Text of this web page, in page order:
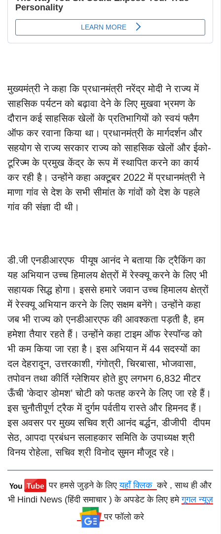
मुख्यमंत्री ने कहा कि प्रधानमंत्री नरेंद्र मोदी ने राज्य में
साहसिक पर्यटन को बढ़ावा देने के लिए मुखवा भ्रमण के
दौरान कई साहसिक खेलों के प्रतिभागियों को स्वयं फ्लैग
ऑफ कर रवाना किया था। प्रधानमंत्री के मार्गदर्शन और
सहयोग से राज्य सरकार राज्य को साहसिक खेलों और ईको-
टूरिज्म के प्रमुख केंद्र के रूप में स्थापित करने का कार्य
कर रही है। उन्होंने कहा अक्टूबर 2022 में प्रधानमंत्री ने
माणा गांव से देश के सभी सीमांत के गांवों को देश के पहले
गांव की संज्ञा दी थी।
डी.जी एनडीआरएफ पीयूष आनंद ने बताया कि ट्रैकिंग का
यह अभियान उच्च हिमालय क्षेत्रों में रेस्क्यू करने के लिए भी
सहायक सिद्ध होगा। इससे हमारे जवान उच्च हिमालय क्षेत्रों
में रेस्क्यू अभियान करने के लिए सक्षम बनेंगे। उन्होंने कहा
जब भी राज्य को एनडीआरएफ की आवश्कता पड़ती है, हम
हमेशा तैयार रहते हैं। उन्होंने कहा टाइम ऑफ रेस्पॉन्ड को
भी कम किया जा रहा है। इस अभियान में 44 सदस्यों का
दल देहरादून, उत्तरकाशी, गंगोत्री, चिरबासा, भोजवासा,
तपोवन तथा कीर्ति ग्लेशियर होते हुए लगभग 6,832 मीटर
ऊँची ’केदार डोमश’ चोटी को फतह करने के लिए जा रहे हैं।
इस चुनौतीपूर्ण ट्रैक में दुर्गम पर्वतीय रास्ते और हिमनद हैं।
इस अवसर पर मुख्य सचिव श्री आनंद बर्द्धन, डीजीपी दीपम
सेठ, आपदा प्रबंधन सलाहकार समिति के उपाध्यक्ष श्री
विनय रोहेला, सचिव श्री विनोद सुमन मौजूद रहे।
पर हमसे जुड़ने के लिएयहाँ क्लिककरे , साथ ही और
भी Hindi News (हिंदी समाचार ) के अपडेट के लिए हमेगूगल न्यूज़
पर फॉलो करे